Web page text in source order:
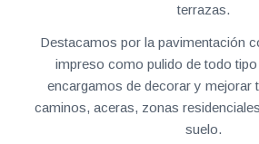
terrazas.
Destacamos por la pavimentación
impreso como pulido de todo
encargamos de decorar y mejorar
caminos, aceras, zonas
suelo.